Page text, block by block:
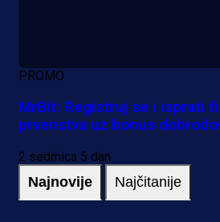
PROMO
MrBit: Registruj se i isprati
prvenstva uz bonus
2 sedmica 5 dan
Najnovije Najčitanije